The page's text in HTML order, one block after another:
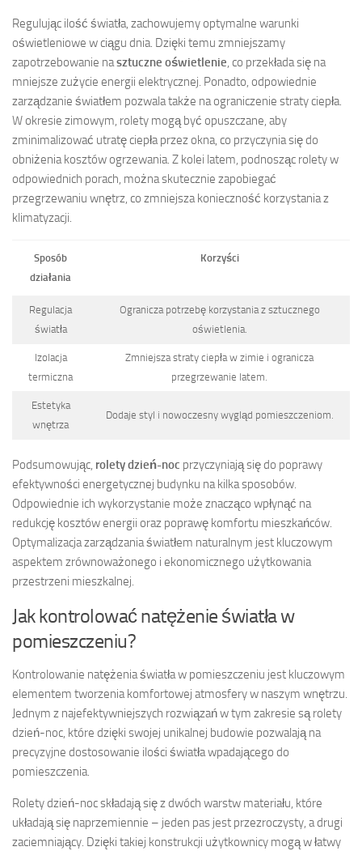
Regulując ilość światła, zachowujemy optymalne warunki
oświetleniowe w ciągu dnia. Dzięki temu zmniejszamy
zapotrzebowanie nasztuczne oświetlenie, co przekłada się na
mniejsze zużycie energii elektrycznej. Ponadto, odpowiednie
zarządzanie światłem pozwala także na ograniczenie straty ciepła.
W okresie zimowym, rolety mogą być opuszczane, aby
zminimalizować utratę ciepła przez okna, co przyczynia się do
obniżenia kosztów ogrzewania. Z kolei latem, podnosząc rolety w
odpowiednich porach, można skutecznie zapobiegać
przegrzewaniu wnętrz, co zmniejsza konieczność korzystania z
klimatyzacji.
Sposób
działania
Korzyści
Regulacja
światła
Ogranicza potrzebę korzystania z sztucznego
oświetlenia.
Izolacja
termiczna
Zmniejsza straty ciepła w zimie i ogranicza
przegrzewanie latem.
Estetyka
wnętrza
Dodaje styl i nowoczesny wygląd pomieszczeniom.
Podsumowując, rolety dzień-noc przyczyniają się do poprawy
efektywności energetycznej budynku na kilka sposobów.
Odpowiednie ich wykorzystanie może znacząco wpłynąć na
redukcję kosztów energii oraz poprawę komfortu mieszkańców.
Optymalizacja zarządzania światłem naturalnym jest kluczowym
aspektem zrównoważonego i ekonomicznego użytkowania
przestrzeni mieszkalnej.
Jak kontrolować natężenie światła w
pomieszczeniu?
Kontrolowanie natężenia światła w pomieszczeniu jest kluczowym
elementem tworzenia komfortowej atmosfery w naszym wnętrzu.
Jednym z najefektywniejszych rozwiązań w tym zakresie są rolety
dzień-noc, które dzięki swojej unikalnej budowie pozwalają na
precyzyjne dostosowanie ilości światła wpadającego do
pomieszczenia.
Rolety dzień-noc składają się z dwóch warstw materiału, które
układają się naprzemiennie – jeden pas jest przezroczysty, a drugi
zaciemniający. Dzięki takiej konstrukcji użytkownicy mogą w łatwy